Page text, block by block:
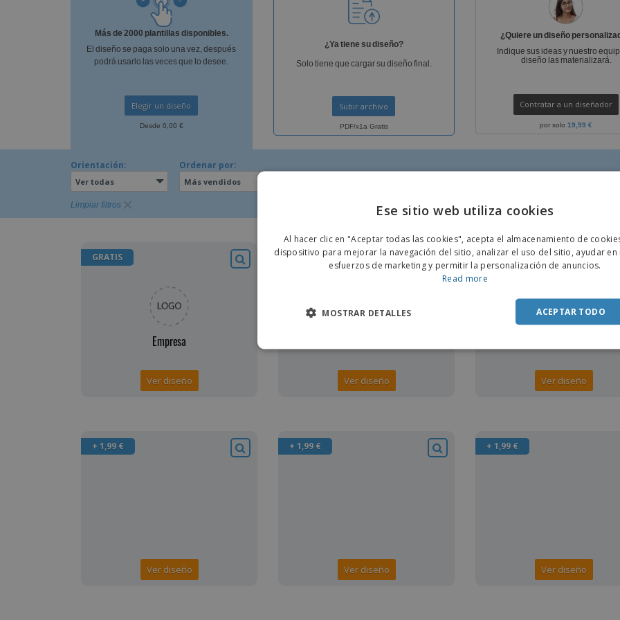
Lonas
Maletas y mochilas
Más de 2000 plantillas disponibles.
El diseño se paga solo una vez, después
podrá usarlo las veces que lo desee.
Elegir un diseño
Desde 0,00 €
¿Ya tiene su diseño?
Solo tiene que cargar su diseño final.
Subir archivo
PDF/x1a Gratis
¿Quiere un diseño
Indique sus ideas y nuestro
diseño las materializará.
Contratar a un diseñador
por solo19,99 €
Orientación:
Ver todas
Ordenar por:
Más vendidos
Limpiar filtros
GRATIS
Ver diseño
+ 1,99 €
Ver diseño
+ 1,99 €
Ver diseño
+ 1,99 €
Ver diseño
+ 1,99 €
Ver diseño
+ 1,99 €
Ver diseño
Ese sitio web utiliza cookies
Al hacer clic en "Aceptar todas las cookies", acepta el almacenamiento de
dispositivo para mejorar la navegación del sitio, analizar el uso del sitio, ayudar en
esfuerzos de marketing y permitir la personalización de anuncios.
Read more
ACEPTAR TODO
MOSTRAR DETALLES